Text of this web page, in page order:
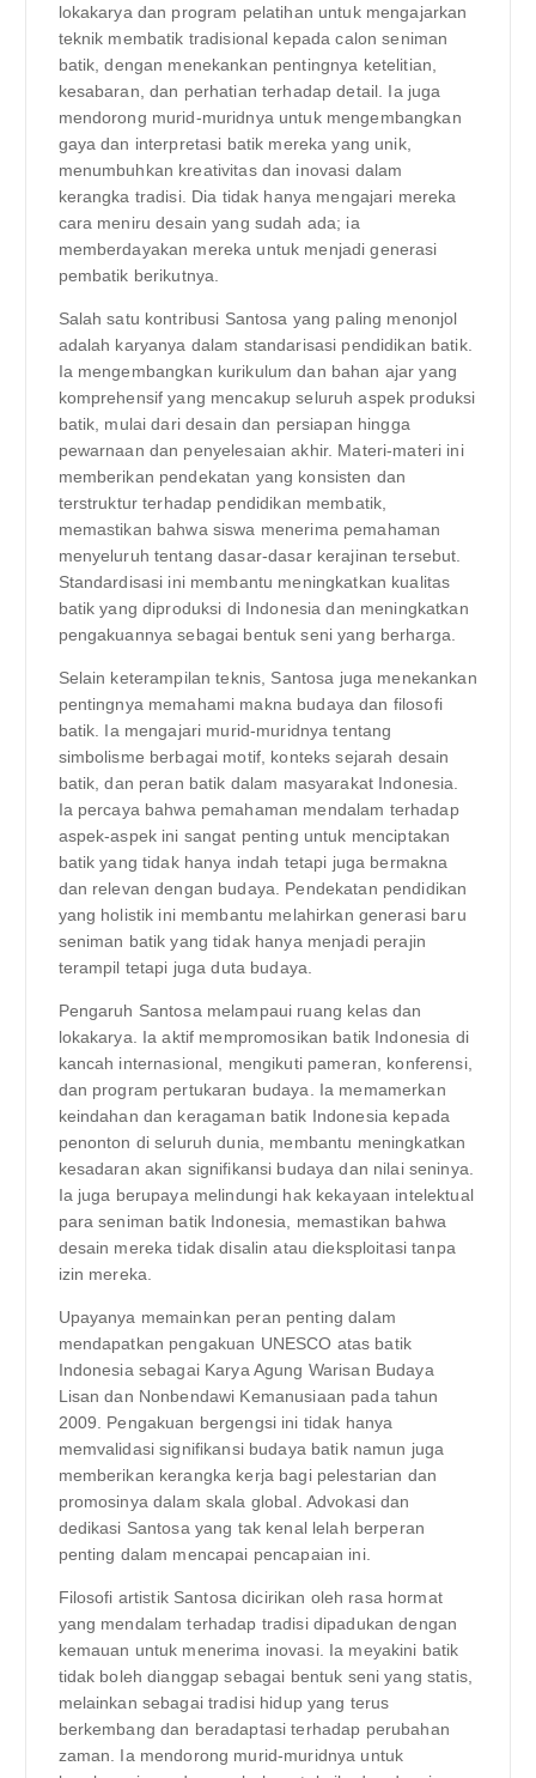
lokakarya dan program pelatihan untuk mengajarkan
teknik membatik tradisional kepada calon seniman
batik, dengan menekankan pentingnya ketelitian,
kesabaran, dan perhatian terhadap detail. Ia juga
mendorong murid-muridnya untuk mengembangkan
gaya dan interpretasi batik mereka yang unik,
menumbuhkan kreativitas dan inovasi dalam
kerangka tradisi. Dia tidak hanya mengajari mereka
cara meniru desain yang sudah ada; ia
memberdayakan mereka untuk menjadi generasi
pembatik berikutnya.
Salah satu kontribusi Santosa yang paling menonjol
adalah karyanya dalam standarisasi pendidikan batik.
Ia mengembangkan kurikulum dan bahan ajar yang
komprehensif yang mencakup seluruh aspek produksi
batik, mulai dari desain dan persiapan hingga
pewarnaan dan penyelesaian akhir. Materi-materi ini
memberikan pendekatan yang konsisten dan
terstruktur terhadap pendidikan membatik,
memastikan bahwa siswa menerima pemahaman
menyeluruh tentang dasar-dasar kerajinan tersebut.
Standardisasi ini membantu meningkatkan kualitas
batik yang diproduksi di Indonesia dan meningkatkan
pengakuannya sebagai bentuk seni yang berharga.
Selain keterampilan teknis, Santosa juga menekankan
pentingnya memahami makna budaya dan filosofi
batik. Ia mengajari murid-muridnya tentang
simbolisme berbagai motif, konteks sejarah desain
batik, dan peran batik dalam masyarakat Indonesia.
Ia percaya bahwa pemahaman mendalam terhadap
aspek-aspek ini sangat penting untuk menciptakan
batik yang tidak hanya indah tetapi juga bermakna
dan relevan dengan budaya. Pendekatan pendidikan
yang holistik ini membantu melahirkan generasi baru
seniman batik yang tidak hanya menjadi perajin
terampil tetapi juga duta budaya.
Pengaruh Santosa melampaui ruang kelas dan
lokakarya. Ia aktif mempromosikan batik Indonesia di
kancah internasional, mengikuti pameran, konferensi,
dan program pertukaran budaya. Ia memamerkan
keindahan dan keragaman batik Indonesia kepada
penonton di seluruh dunia, membantu meningkatkan
kesadaran akan signifikansi budaya dan nilai seninya.
Ia juga berupaya melindungi hak kekayaan intelektual
para seniman batik Indonesia, memastikan bahwa
desain mereka tidak disalin atau dieksploitasi tanpa
izin mereka.
Upayanya memainkan peran penting dalam
mendapatkan pengakuan UNESCO atas batik
Indonesia sebagai Karya Agung Warisan Budaya
Lisan dan Nonbendawi Kemanusiaan pada tahun
2009. Pengakuan bergengsi ini tidak hanya
memvalidasi signifikansi budaya batik namun juga
memberikan kerangka kerja bagi pelestarian dan
promosinya dalam skala global. Advokasi dan
dedikasi Santosa yang tak kenal lelah berperan
penting dalam mencapai pencapaian ini.
Filosofi artistik Santosa dicirikan oleh rasa hormat
yang mendalam terhadap tradisi dipadukan dengan
kemauan untuk menerima inovasi. Ia meyakini batik
tidak boleh dianggap sebagai bentuk seni yang statis,
melainkan sebagai tradisi hidup yang terus
berkembang dan beradaptasi terhadap perubahan
zaman. Ia mendorong murid-muridnya untuk